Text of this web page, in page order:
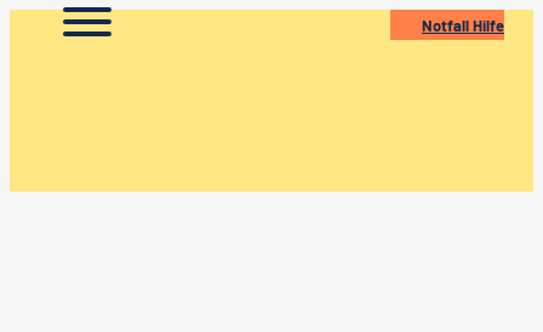
Notfall Hilfe